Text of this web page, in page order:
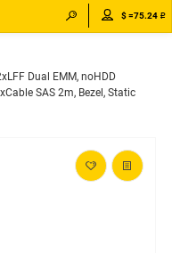
$ =75.24 ₽
Dual EMM, noHDD
SAS 2m, Bezel, Static